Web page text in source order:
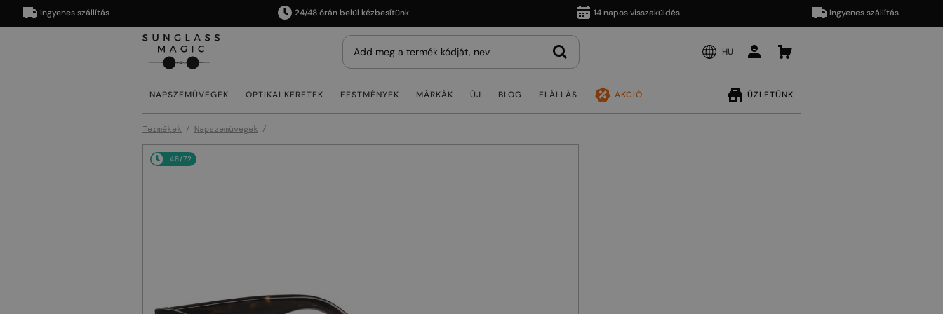
Ingyenes szállítás 24/48 órán belül kézbesítünk 14 napos visszaküldés Ingyenes szállítás
HU
NAPSZEMÜVEGEK OPTIKAI KERETEK FESTMÉNYEK MÁRKÁK ÚJ BLOG ELÁLLÁS AKCIÓ ÜZLETÜNK
Termékek Napszemüvegek
48/72